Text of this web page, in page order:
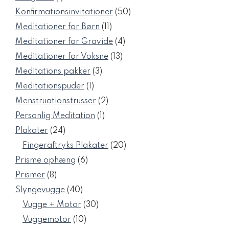
vare
Konfirmationsinvitationer 5050
Meditationer for Børn
11
varer
Meditationer for Gravide 44
Meditationer for Voksne 1313
Meditations pakker 33
Meditationspuder
1
vare
Menstruationstrusser 22
Personlig Meditation
1
Plakater 2424
varer
Fingeraftryks Plakater 2020
Prisme ophæng 66
Prismer 88
varer
Slyngevugge 4040
varer
Vugge + Motor 3030
Vuggemotor 1010